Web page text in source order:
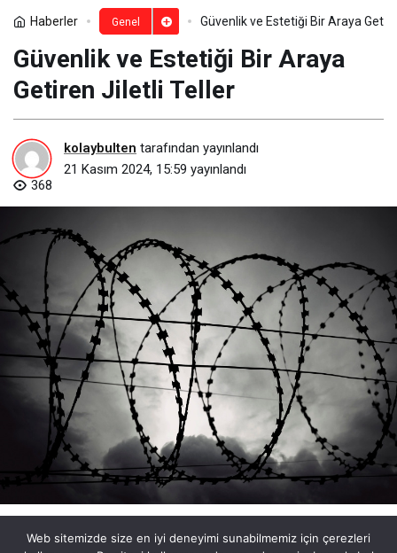
Haberler Genel Güvenlik ve Estetiği Bir Araya
Güvenlik ve Estetiği Bir Araya
Getiren Jiletli Teller
kolaybulten tarafından yayınlandı
21 Kasım 2024, 15:59 yayınlandı
368
Web sitemizde size en iyi deneyimi sunabilmemiz için çerezleri